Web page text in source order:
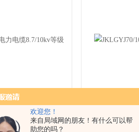
欢迎您！
来自局域网的朋友！有什么可以帮
助您的吗？
电缆8.7/10kv等级 JKLGYJ70/